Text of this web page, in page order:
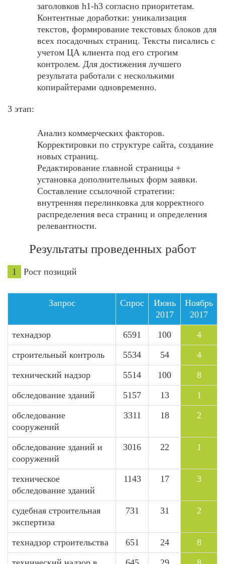
заголовков h1-h3 согласно приоритетам.
Контентные доработки: уникализация
текстов, формирование текстовых блоков для
всех посадочных страниц. Тексты писались с
учетом ЦА клиента под его строгим
контролем. Для достижения лучшего
результата работали с несколькими
копирайтерами одновременно.
3 этап:
Анализ коммерческих факторов.
Корректировки по структуре сайта, создание
новых страниц.
Редактирование главной страницы +
установка дополнительных форм заявки.
Составление ссылочной стратегии:
внутренняя перелинковка для корректного
распределения веса страниц и определения
релевантности.
Результаты проведенных работ
1 Рост позиций
Запрос Спрос
Июнь
2017
Ноябрь
2017
технадзор
6591 100
4
строительный контроль
5534 54
4
технический надзор
5514 100
8
обследование зданий
5157 13
1
обследование
сооружений
3311 18 2
обследование зданий и
сооружений
3016 22 1
техническое
обследование зданий
1143 17 3
судебная строительная
экспертиза
731 31 2
технадзор строительства 651 24
8